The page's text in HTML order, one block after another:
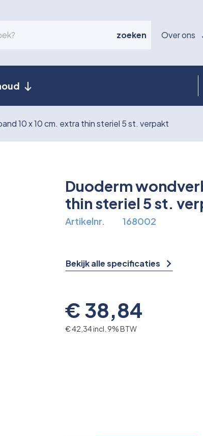
zoeken Over ons
10 x 10 cm. extra thin steriel 5 st. verpakt
Duoderm
thin steriel 5 st.
Artikelnr. 168002
Bekijk alle specificaties
€ 38,84
€ 42,34 incl. 9% BTW